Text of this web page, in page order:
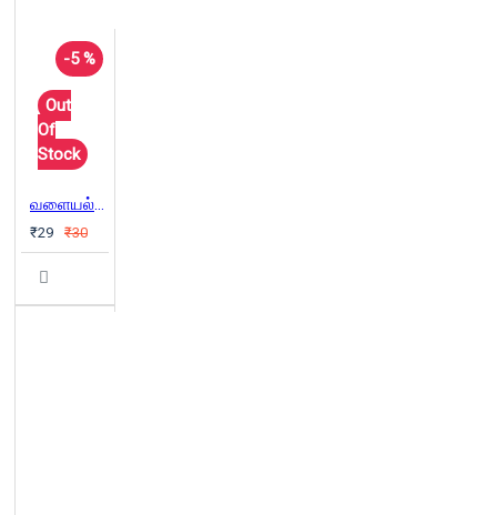
-5 %
Out
Of
Stock
வளையல்கள் அடித்த லூட்டி
₹29 ₹30